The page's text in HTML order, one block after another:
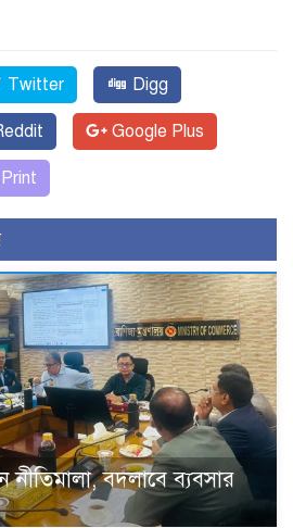
Twitter Digg
Google Plus
Print
নীতিমালা, বদলাবে ব্যবসার